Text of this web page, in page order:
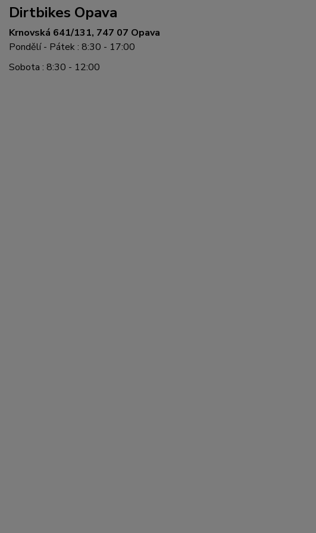
Dirtbikes Opava
Krnovská 641/131, 747 07 Opava
Pondělí - Pátek : 8:30 - 17:00
Sobota : 8:30 - 12:00